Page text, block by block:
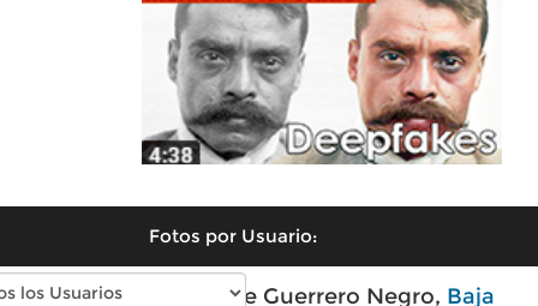
Fotos por Usuario:
Fotos modernas de Guerrero Negro, Baja